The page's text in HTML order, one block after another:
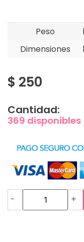
Peso
Dimensiones
$ 250
Cantidad:
369 disponibles
- +